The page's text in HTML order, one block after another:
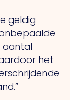
geldig
aantal
het